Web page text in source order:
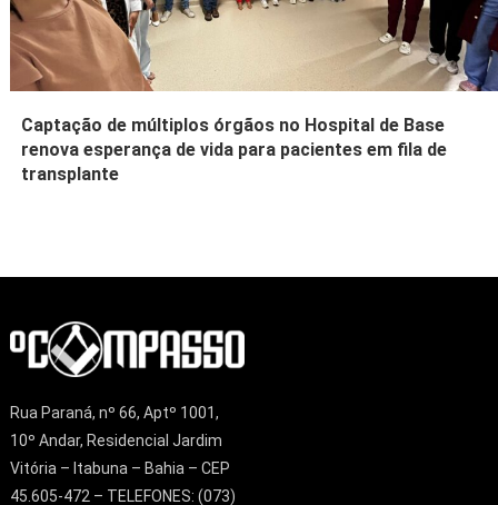
Captação de múltiplos órgãos no Hospital de Base
renova esperança de vida para pacientes em fila de
transplante
Rua Paraná, nº 66, Aptº 1001,
10º Andar, Residencial Jardim
Vitória – Itabuna – Bahia – CEP
45.605-472 – TELEFONES: (073)